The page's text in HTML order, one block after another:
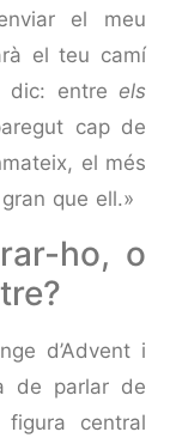
el meu
el teu camí
dic: entre els
cap de
el més
que ell.»
ho, o
d’Advent i
de parlar de
central